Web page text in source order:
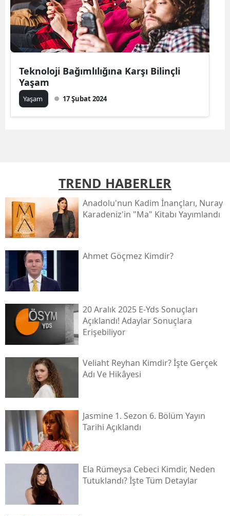
Teknoloji Bağımlılığına Karşı Bilinçli
Yaşam
Yaşam 17 Şubat 2024
TREND HABERLER
Anadolu'nun Kadim İnançları, Nuray
Karadeniz'in "ma" Kitabı Yayımlandı
Ahmet Göçmez Kimdir?
20 Aralık 2025 E-Yds Sonuçları
Açıklandı! Adaylar Sonuçlara
Erişebiliyor
Veliaht Reyhan Kimdir? İşte Gerçek
Adı Ve Hikâyesi
Jasmine 1. Sezon 6. Bölüm Yayın
Tarihi Açıklandı
Ela Rümeysa Cebeci Kimdir, Neden
Tutuklandı? İşte Tüm Detaylar